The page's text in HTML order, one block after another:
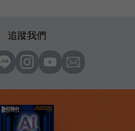
追蹤我們